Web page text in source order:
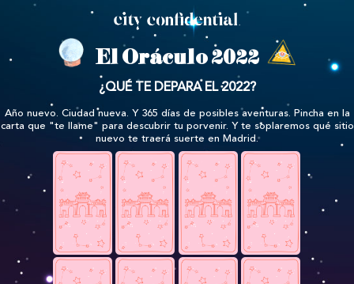
El Oráculo 2022
¿QUÉ TE DEPARA EL 2022?
Año nuevo. Ciudad nueva. Y 365 días de posibles aventuras. Pincha en la
carta que "te llame" para descubrir tu porvenir. Y te soplaremos qué sitio
nuevo te traerá suerte en Madrid.